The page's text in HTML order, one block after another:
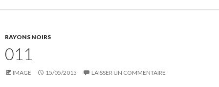
RAYONS NOIRS
011
IMAGE 15/05/2015 LAISSER UN COMMENTAIRE